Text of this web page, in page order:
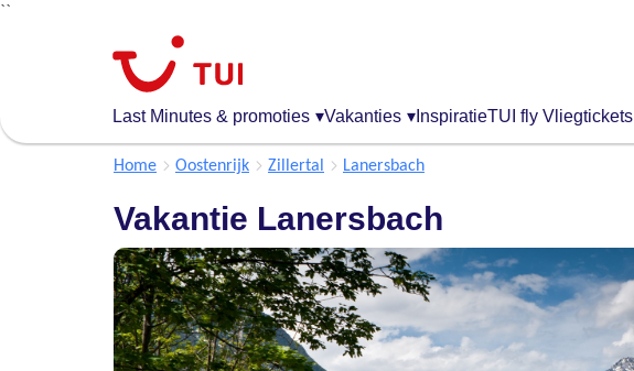
``
algemene
Last Minutes & promoties ▾Vakanties ▾ InspiratieTUI fly Vliegtickets
Home Oostenrijk Zillertal Lanersbach
Vakantie Lanersbach